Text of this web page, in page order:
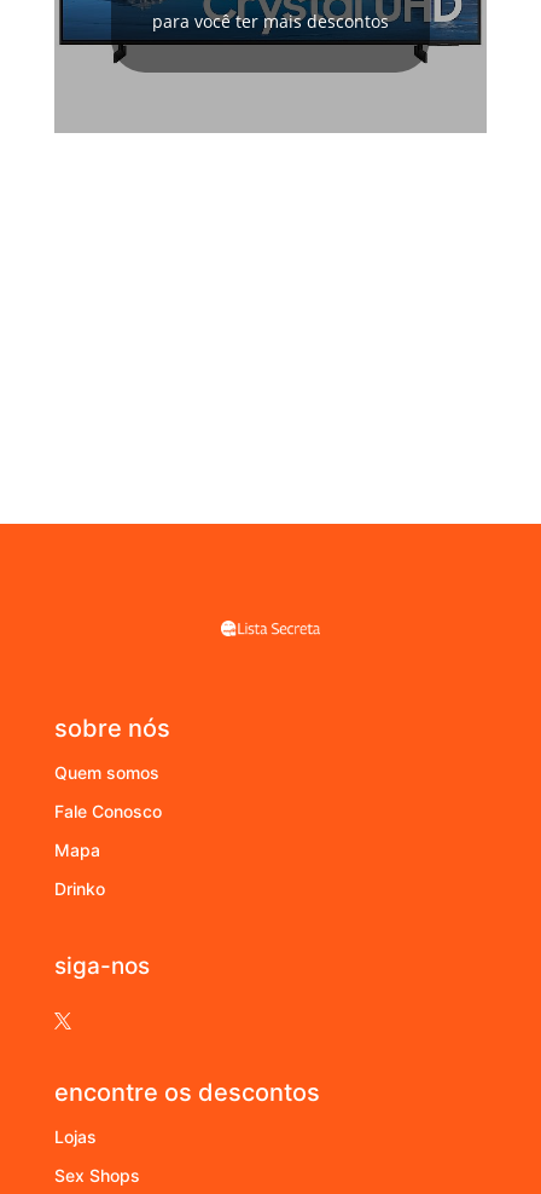
para você ter mais descontos
sobre nós
Quem somos
Fale Conosco
Mapa
Drinko
siga-nos

encontre os descontos
Lojas
Sex Shops